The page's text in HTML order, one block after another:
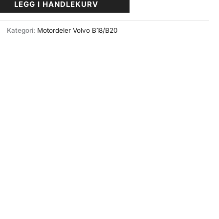
LEGG I HANDLEKURV
Kategori: Motordeler Volvo B18/B20